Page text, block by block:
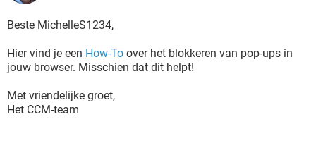
Beste MichelleS1234,
Hier vind je een How-To over het blokkeren van pop-ups in
jouw browser. Misschien dat dit helpt!
Met vriendelijke groet,
Het CCM-team